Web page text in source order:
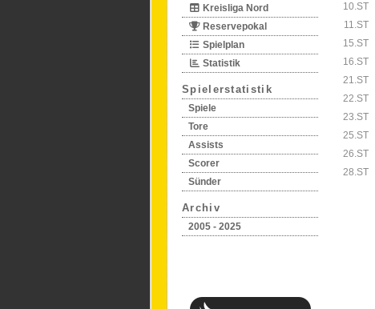
Kreisliga Nord
Reservepokal
Spielplan
Statistik
Spielerstatistik
Spiele
Tore
Assists
Scorer
Sünder
Archiv
2005 - 2025
10.ST
11.ST
15.ST
16.ST
21.ST
22.ST
23.ST
25.ST
26.ST
28.ST